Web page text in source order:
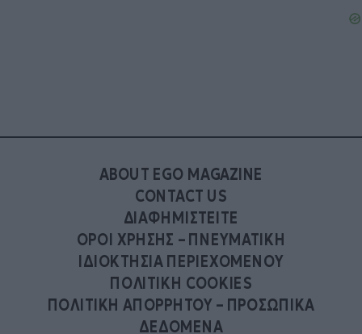
ABOUT EGO MAGAZINE
CONTACT US
ΔΙΑΦΗΜΙΣΤΕΙΤΕ
ΟΡΟΙ ΧΡΗΣΗΣ – ΠΝΕΥΜΑΤΙΚΗ
ΙΔΙΟΚΤΗΣΙΑ ΠΕΡΙΕΧΟΜΕΝΟΥ
ΠΟΛΙΤΙΚΗ COOKIES
ΠΟΛΙΤΙΚΗ ΑΠΟΡΡΗΤΟΥ – ΠΡΟΣΩΠΙΚΑ
ΔΕΔΟΜΕΝΑ